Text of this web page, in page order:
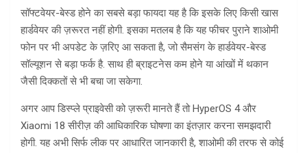
सॉफ्टवेयर-बेस्ड होने का सबसे बड़ा फायदा यह है कि इसके लिए किसी खास
हार्डवेयर की ज़रूरत नहीं होगी. इसका मतलब है कि यह फीचर पुराने शाओमी
फोन पर भी अपडेट के ज़रिए आ सकता है, जो सैमसंग के हार्डवेयर-बेस्ड
सॉल्यूशन से बड़ा फर्क है. साथ ही ब्राइटनेस कम होने या आंखों में थकान
जैसी दिक्कतों से भी बचा जा सकेगा.
अगर आप डिस्प्ले प्राइवेसी को ज़रूरी मानते हैं तो HyperOS 4 और
Xiaomi 18 सीरीज़ की आधिकारिक घोषणा का इंतज़ार करना समझदारी
होगी. यह अभी सिर्फ लीक पर आधारित जानकारी है, शाओमी की तरफ से कोई